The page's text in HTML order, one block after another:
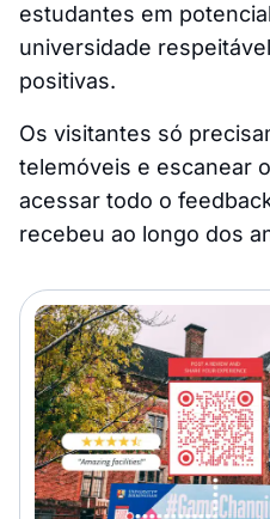
estudantes em
universidade
positivas.
Os visitantes só
telemóveis e escanear
acessar todo o
recebeu ao longo dos